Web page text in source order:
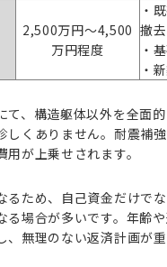
2,500万円～4,500
万円程度
・
撤去
・
・
て、構造躯体以外を全面
しくありません。耐震補
が上乗せされます。
るため、自己資金だけで
る場合が多いです。年齢
、無理のない返済計画が